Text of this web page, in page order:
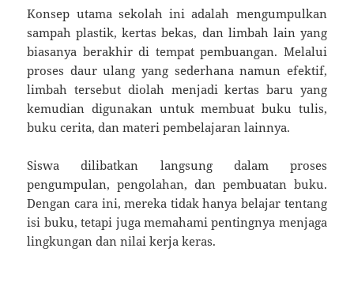
Konsep utama sekolah ini adalah mengumpulkan
sampah plastik, kertas bekas, dan limbah lain yang
biasanya berakhir di tempat pembuangan. Melalui
proses daur ulang yang sederhana namun efektif,
limbah tersebut diolah menjadi kertas baru yang
kemudian digunakan untuk membuat buku tulis,
buku cerita, dan materi pembelajaran lainnya.
Siswa dilibatkan langsung dalam proses
pengumpulan, pengolahan, dan pembuatan buku.
Dengan cara ini, mereka tidak hanya belajar tentang
isi buku, tetapi juga memahami pentingnya menjaga
lingkungan dan nilai kerja keras.